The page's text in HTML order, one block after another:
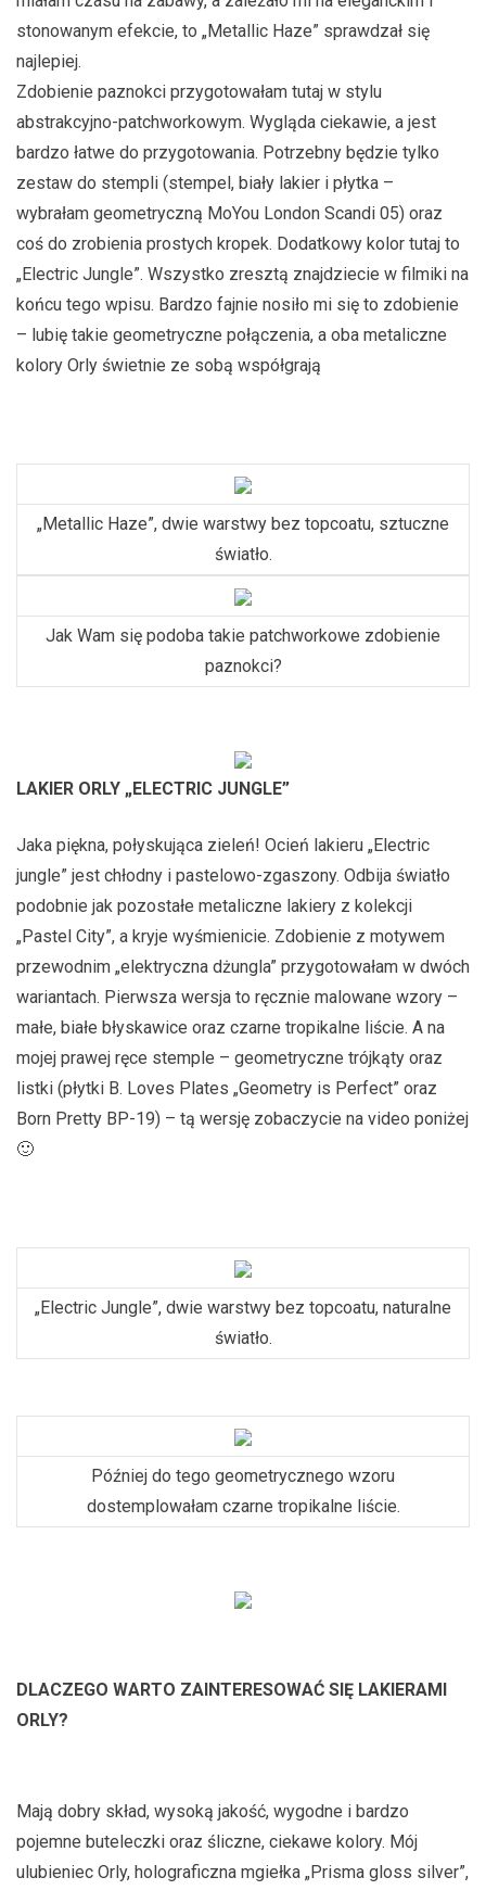
stonowanym efekcie, to „Metallic Haze” sprawdzał się
najlepiej.
Zdobienie paznokci przygotowałam tutaj w stylu
abstrakcyjno-patchworkowym. Wygląda ciekawie, a jest
bardzo łatwe do przygotowania. Potrzebny będzie tylko
zestaw do stempli (stempel, biały lakier i płytka –
wybrałam geometryczną MoYou London Scandi 05) oraz
coś do zrobienia prostych kropek. Dodatkowy kolor tutaj to
„Electric Jungle”. Wszystko zresztą znajdziecie w filmiki na
końcu tego wpisu. Bardzo fajnie nosiło mi się to zdobienie
– lubię takie geometryczne połączenia, a oba metaliczne
kolory Orly świetnie ze sobą współgrają
„Metallic Haze”, dwie warstwy bez topcoatu, sztuczne
światło.
Jak Wam się podoba takie patchworkowe zdobienie
paznokci?
LAKIER ORLY „ELECTRIC JUNGLE”
Jaka piękna, połyskująca zieleń! Ocień lakieru „Electric
jungle” jest chłodny i pastelowo-zgaszony. Odbija światło
podobnie jak pozostałe metaliczne lakiery z kolekcji
„Pastel City”, a kryje wyśmienicie. Zdobienie z motywem
przewodnim „elektryczna dżungla” przygotowałam w dwóch
wariantach. Pierwsza wersja to ręcznie malowane wzory –
małe, białe błyskawice oraz czarne tropikalne liście. A na
mojej prawej ręce stemple – geometryczne trójkąty oraz
listki (płytki B. Loves Plates „Geometry is Perfect” oraz
Born Pretty BP-19) – tą wersję zobaczycie na video poniżej
🙂
„Electric Jungle”, dwie warstwy bez topcoatu, naturalne
światło.
Później do tego geometrycznego wzoru
dostemplowałam czarne tropikalne liście.
DLACZEGO WARTO ZAINTERESOWAĆ SIĘ LAKIERAMI
ORLY?
Mają dobry skład, wysoką jakość, wygodne i bardzo
pojemne buteleczki oraz śliczne, ciekawe kolory. Mój
ulubieniec Orly, holograficzna mgiełka „Prisma gloss silver”,